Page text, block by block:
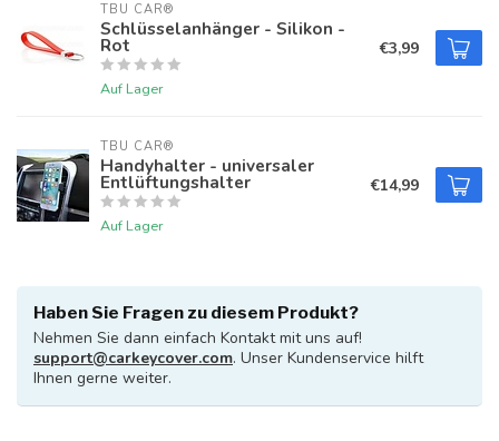
TBU CAR®
Schlüsselanhänger - Silikon -
Rot
Auf Lager
€3,99
TBU CAR®
Handyhalter - universaler
Entlüftungshalter
Auf Lager
€14,99
Haben Sie Fragen zu diesem Produkt?
Nehmen Sie dann einfach Kontakt mit uns auf!
support@carkeycover.com. Unser Kundenservice hilft
Ihnen gerne weiter.